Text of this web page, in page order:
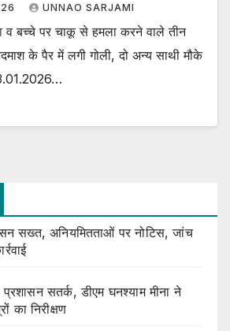
UNNAO SARJAMI
व बच्चे पर चाकू से हमला करने वाले तीन
के पैर में लगी गोली, दो अन्य साथी मौके
सख्त, अनियमितताओं पर नोटिस, जांच
सतर्क, डीएम घनश्याम मीना ने
का निरीक्षण